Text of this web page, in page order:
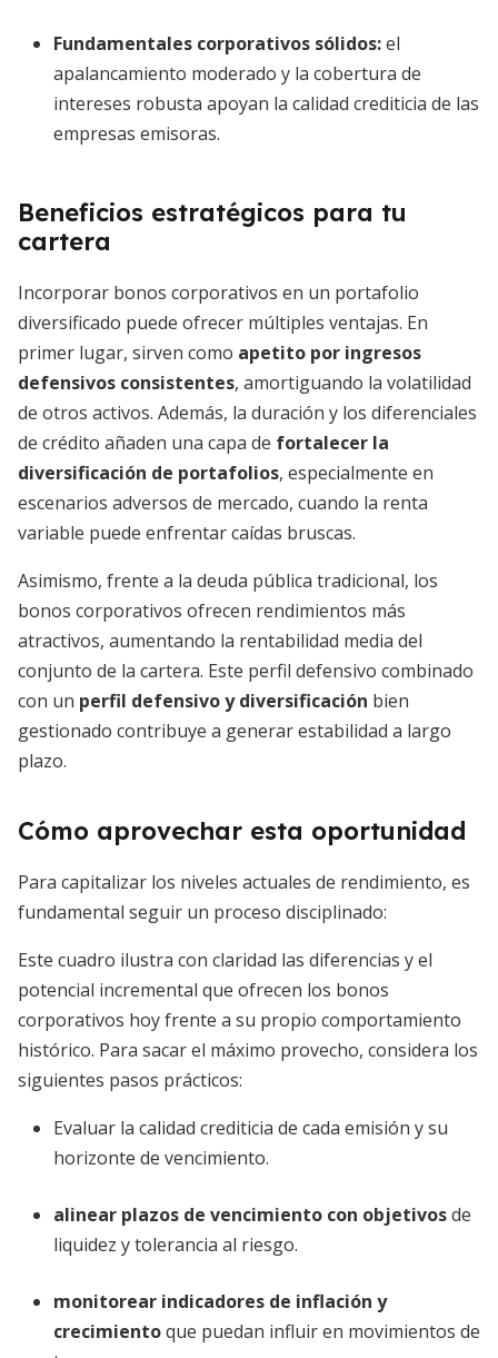
Fundamentales corporativos sólidos:el
apalancamiento moderado y la cobertura de
intereses robusta apoyan la calidad crediticia de las
empresas emisoras.
Beneficios estratégicos para tu
cartera
Incorporar bonos corporativos en un portafolio
diversificado puede ofrecer múltiples ventajas. En
primer lugar, sirven como apetito por ingresos
defensivos consistentes, amortiguando la volatilidad
de otros activos. Además, la duración y los diferenciales
de crédito añaden una capa de fortalecer la
diversificación de portafolios, especialmente en
escenarios adversos de mercado, cuando la renta
variable puede enfrentar caídas bruscas.
Asimismo, frente a la deuda pública tradicional, los
bonos corporativos ofrecen rendimientos más
atractivos, aumentando la rentabilidad media del
conjunto de la cartera. Este perfil defensivo combinado
con un perfil defensivo y diversificación bien
gestionado contribuye a generar estabilidad a largo
plazo.
Cómo aprovechar esta oportunidad
Para capitalizar los niveles actuales de rendimiento, es
fundamental seguir un proceso disciplinado:
Este cuadro ilustra con claridad las diferencias y el
potencial incremental que ofrecen los bonos
corporativos hoy frente a su propio comportamiento
histórico. Para sacar el máximo provecho, considera los
siguientes pasos prácticos:
Evaluar la calidad crediticia de cada emisión y su
horizonte de vencimiento.
alinear plazos de vencimiento con objetivosde
liquidez y tolerancia al riesgo.
monitorear indicadores de inflación y
crecimientoque puedan influir en movimientos de